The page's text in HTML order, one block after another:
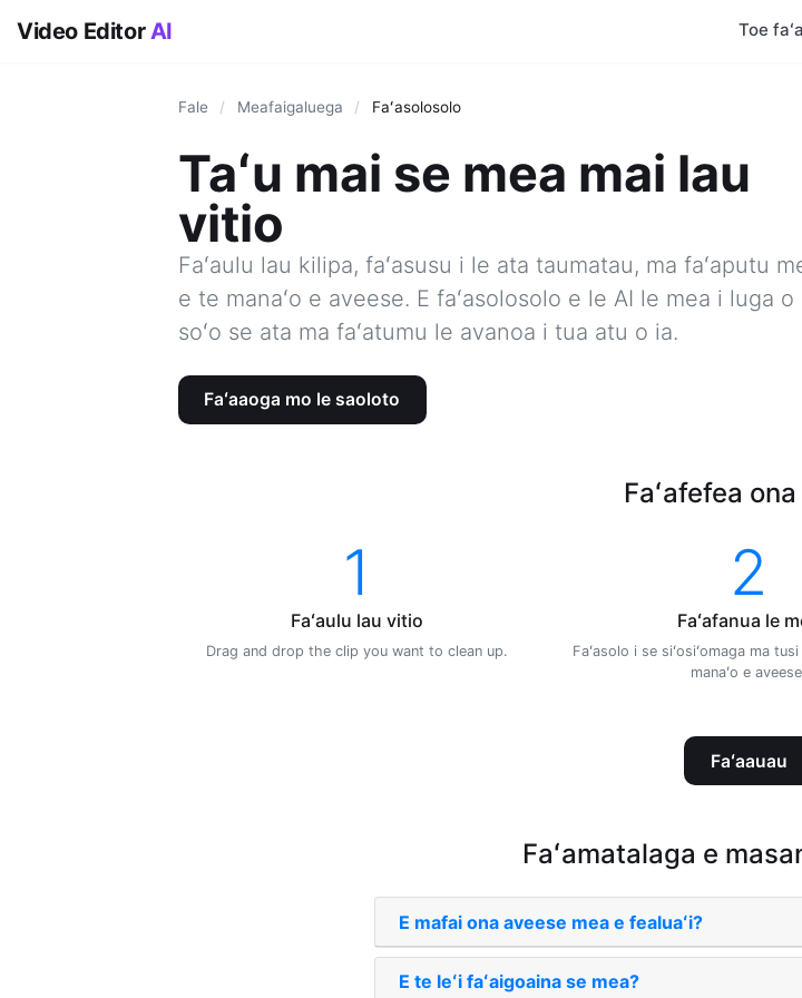
Video EditorAI Toe
Fale / Meafaigaluega / Faʻasolosolo
Taʻu mai se mea mai lau
vitio
Faʻaulu lau kilipa, faʻasusu i le ata taumatau, ma faʻaputu
e te manaʻo e aveese. E faʻasolosolo e le AI le mea i luga o
soʻo se ata ma faʻatumu le avanoa i tua atu o ia.
Faʻaaoga mo le saoloto
Faʻafefea
1
Faʻaulu lau vitio
Drag and drop the clip you want to clean up.
2
Faʻafanua le
Faʻasolo i se siʻosiʻomaga ma
manaʻo e
Faʻaauau
Faʻamatalaga e
E mafai ona aveese mea e fealuaʻi?
E te leʻi faʻaigoaina se mea?